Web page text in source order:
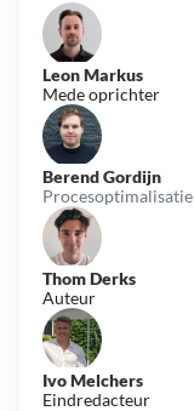
Leon Markus
Mede oprichter
Berend Gordijn
Procesoptimalisatie
Thom Derks
Auteur
Ivo Melchers
Eindredacteur